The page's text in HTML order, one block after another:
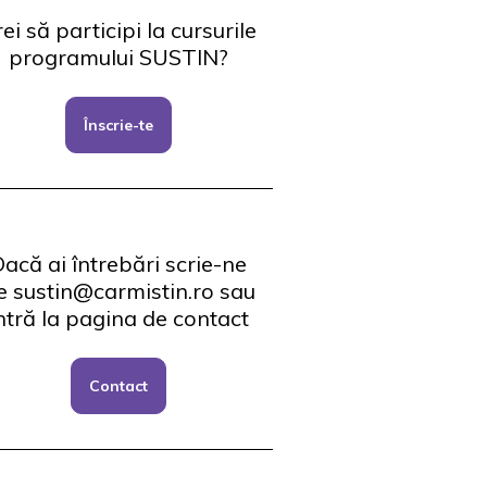
să participi la cursurile
programului SUSTIN?
Înscrie-te
ai întrebări scrie-ne
sustin@carmistin.ro sau
la pagina de contact
Contact